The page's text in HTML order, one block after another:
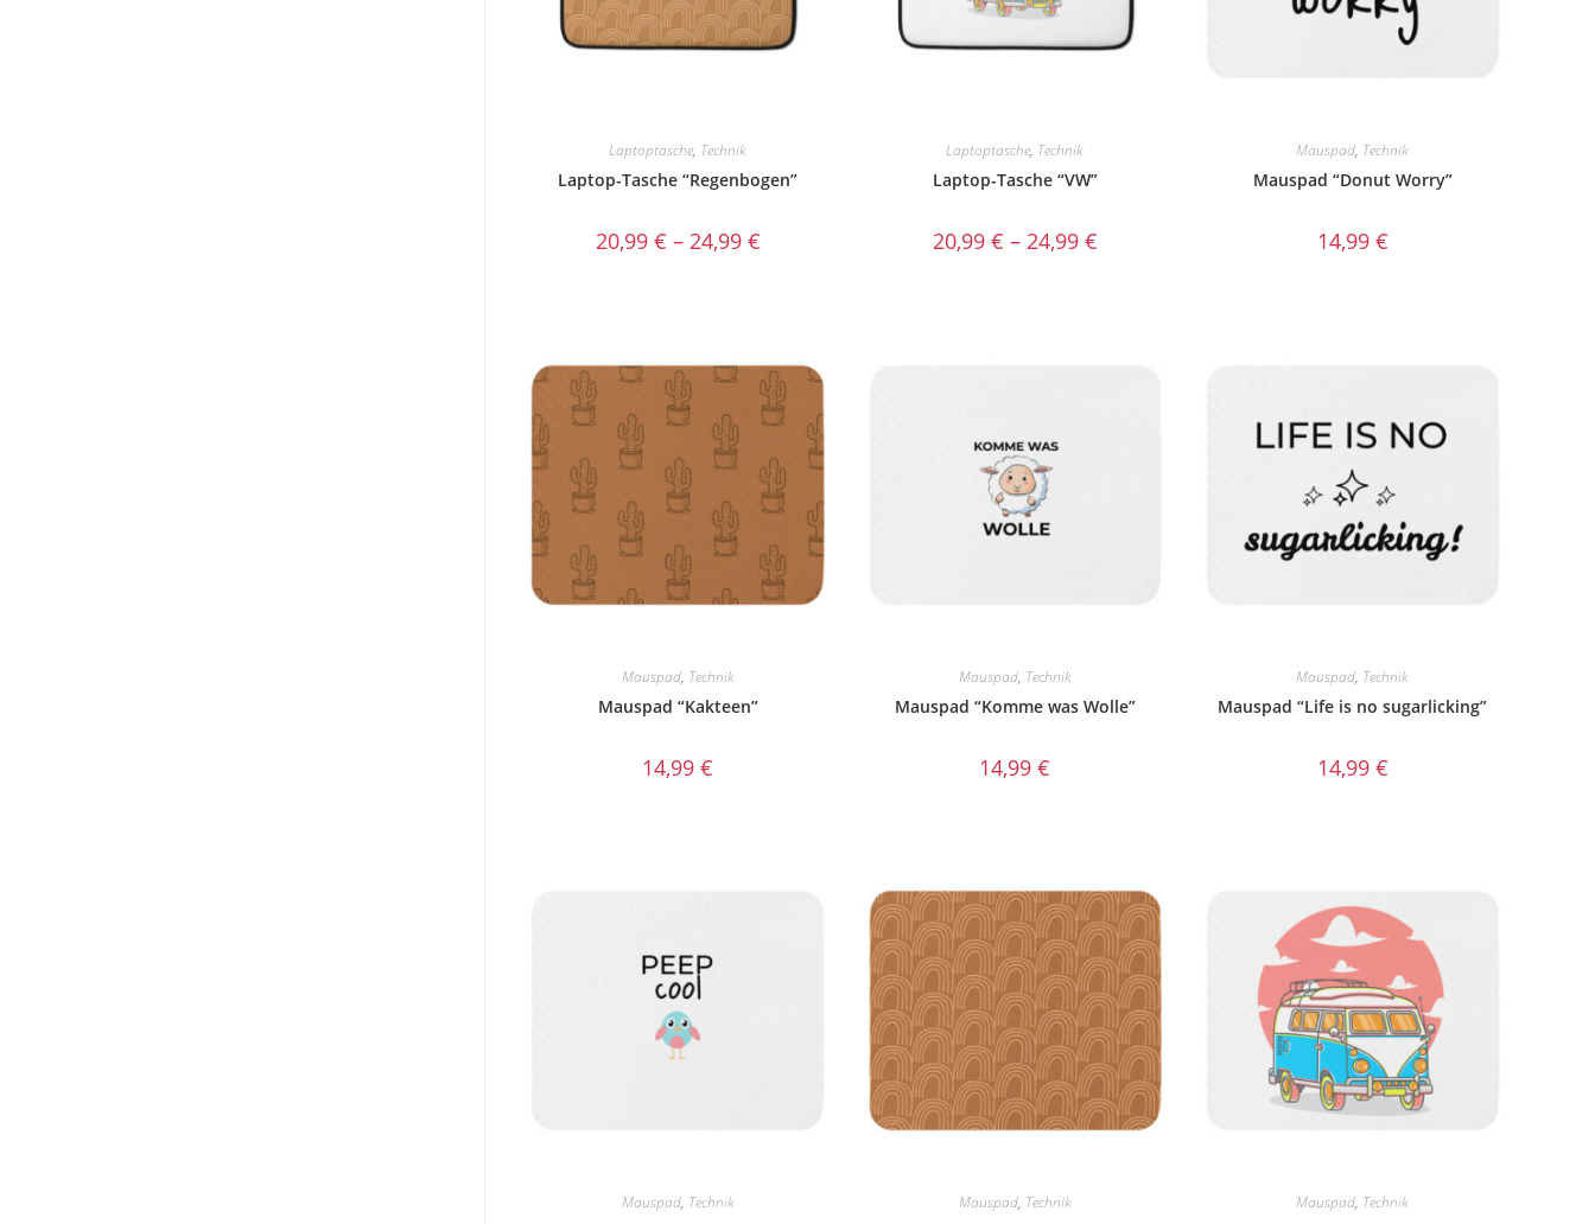
Laptoptasche, Technik
Laptop-Tasche “Regenbogen”
20,99 € – 24,99 €
Laptoptasche, Technik
Laptop-Tasche “VW”
20,99 € – 24,99 €
Mauspad, Technik
Mauspad “Donut Worry”
14,99 €
Mauspad, Technik
Mauspad “Kakteen”
14,99€
Mauspad, Technik
Mauspad “Komme was Wolle”
14,99€
Mauspad, Technik
Mauspad “Life is no sugarlicking”
14,99 €
Mauspad, Technik Mauspad, Technik Mauspad, Technik